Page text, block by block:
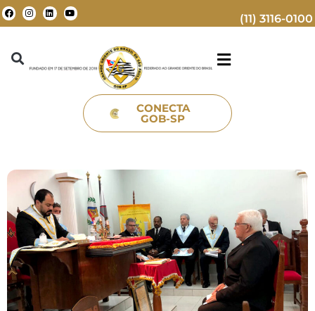
(11) 3116-0100
CONECTA
GOB-SP